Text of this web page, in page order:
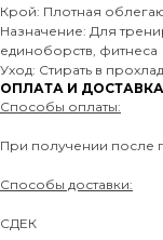
Крой: Плотная
Назначение: Для
единоборств, фитнеса
Уход: Стирать в
ОПЛАТА И ДОСТАВКА
Способы оплаты:
При получении после
Способы доставки:
СДЕК